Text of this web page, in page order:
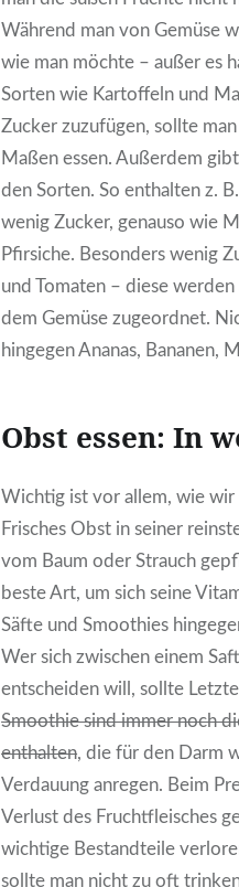
Während man von Gemüse
wie man möchte – außer es
Sorten wie Kartoffeln und
Zucker zuzufügen, sollte
Maßen essen. Außerdem
den Sorten. So enthalten z.
wenig Zucker, genauso wie
Pfirsiche. Besonders wenig
und Tomaten – diese
dem Gemüse zugeordnet.
hingegen Ananas, Bananen,
Obst essen: In
Wichtig ist vor allem, wie wir
Frisches Obst in seiner
vom Baum oder Strauch
beste Art, um sich seine
Säfte und Smoothies
Wer sich zwischen einem
entscheiden will, sollte
Smoothie sind immer noch
enthalten, die für den Darm
Verdauung anregen. Beim
Verlust des Fruchtfleisches
wichtige Bestandteile
sollte man nicht zu oft